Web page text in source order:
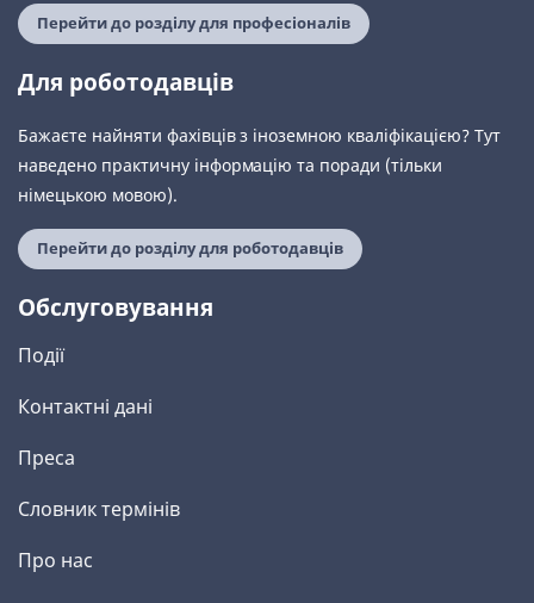
Перейти до розділу для професіоналів
Для роботодавців
Бажаєте найняти фахівців з іноземною кваліфікацією? Тут
наведено практичну інформацію та поради (тільки
німецькою мовою).
Перейти до розділу для роботодавців
Обслуговування
Події
Контактні дані
Преса
Словник термінів
Про нас